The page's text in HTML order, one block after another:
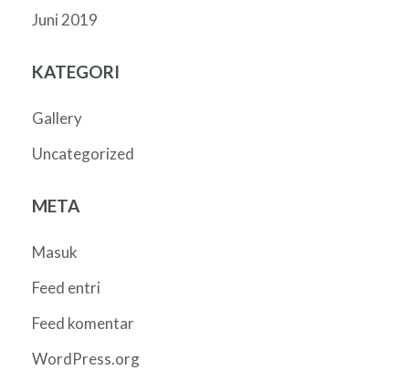
Juni 2019
KATEGORI
Gallery
Uncategorized
META
Masuk
Feed entri
Feed komentar
WordPress.org